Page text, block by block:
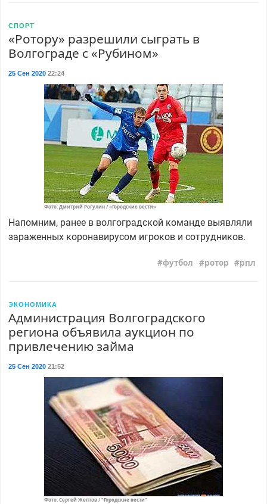
СПОРТ
«Ротору» разрешили сыграть в
Волгограде с «Рубином»
25 Сен 202022:24
Фото: Дмитрий Рогулин / «Городские вести»
Напомним, ранее в волгоградской команде выявляли
зараженных коронавирусом игроков и сотрудников.
футбол ротор рпл
ЭКОНОМИКА
Администрация Волгоградского
региона объявила аукцион по
привлечению займа
25 Сен 202021:52
Фото: Сергей Желтов / "Городские вести"